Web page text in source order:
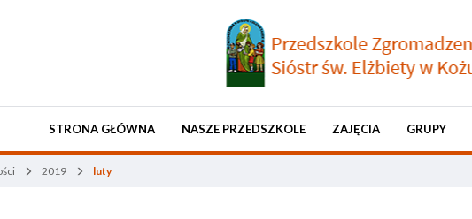
STRONA GŁÓWNA NASZE PRZEDSZKOLE ZAJĘCIA GRUPY
2019 luty